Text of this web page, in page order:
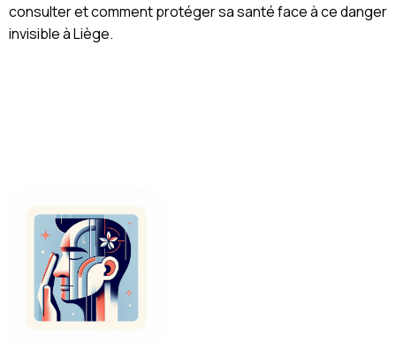
consulter et comment protéger sa santé face à ce danger
invisible à Liège.